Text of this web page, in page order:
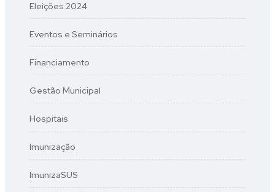
Eleições 2024
Eventos e Seminários
Financiamento
Gestão Municipal
Hospitais
Imunização
ImunizaSUS